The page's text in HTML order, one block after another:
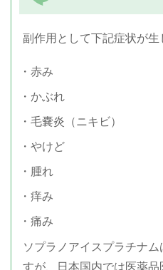
副作用として下記症状が生
・赤み
・かぶれ
・毛嚢炎（ニキビ）
・やけど
・腫れ
・痒み
・痛み
ソプラノアイスプラチナ
すが、日本国内では医薬